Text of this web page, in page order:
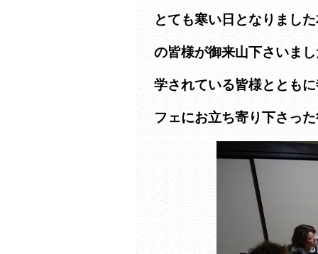
とても寒い日となりまし
の皆様が御来山下さいま
学されている皆様ととも
フェにお立ち寄り下さっ